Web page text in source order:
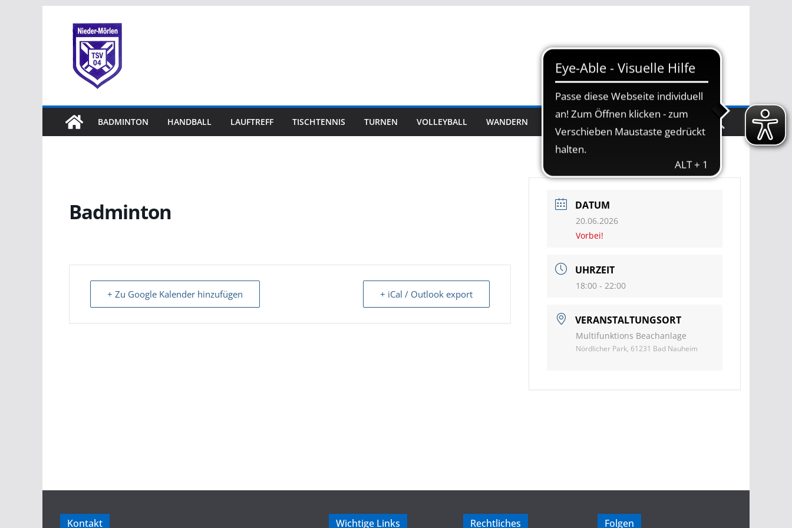
BADMINTON HANDBALL LAUFTREFF TISCHTENNIS TURNEN VOLLEYBALL WANDERN BEACHANLAGE
Badminton
+ Zu Google Kalender hinzufügen + iCal / Outlook export
DATUM
20.06.2026
Vorbei!
UHRZEIT
18:00 - 22:00
VERANSTALTUNGSORT
Multifunktions Beachanlage
Nördlicher Park, 61231 Bad Nauheim
Kontakt Wichtige Links Rechtliches Folgen